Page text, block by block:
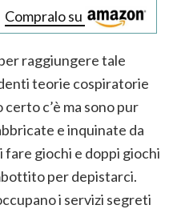
Compralo su
raggiungere tale
teorie cospiratorie
c’è ma sono pur
e inquinate da
fare giochi e doppi giochi
per depistarci.
i servizi segreti